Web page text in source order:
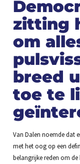
zitting
om
breed
toe te
Van Dalen noemde dat
met het oog op een
belangrijke reden om